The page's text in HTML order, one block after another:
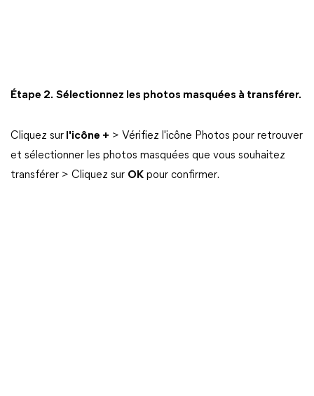
Étape 2. Sélectionnez les photos masquées à transférer.
Cliquez sur l'icône + > Vérifiez l'icône Photos pour retrouver
et sélectionner les photos masquées que vous souhaitez
transférer > Cliquez sur OK pour confirmer.